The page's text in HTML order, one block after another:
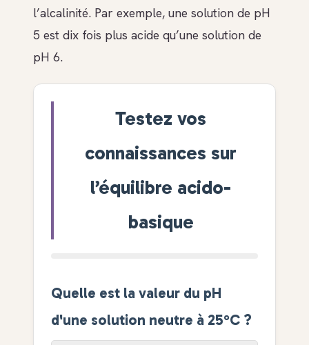
l’alcalinité. Par exemple, une solution de pH
5 est dix fois plus acide qu’une solution de
pH 6.
Testez vos
connaissances sur
l’équilibre acido-
basique
Quelle est la valeur du pH
d'une solution neutre à 25°C ?